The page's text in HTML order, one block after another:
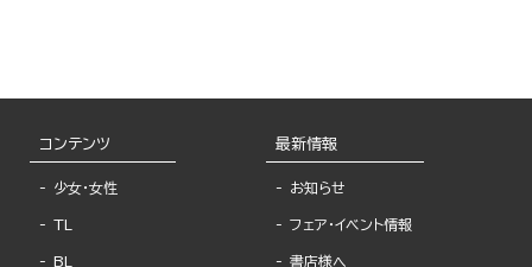
コンテンツ
少女・女性
TL
BL
最新情報
お知らせ
フェア・イベント情報
書店様へ